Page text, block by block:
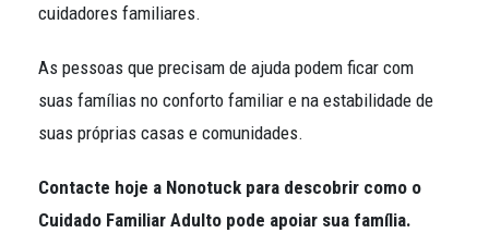
cuidadores familiares.
As pessoas que precisam de ajuda podem ficar com
suas famílias no conforto familiar e na estabilidade de
suas próprias casas e comunidades.
Contacte hoje a Nonotuck para descobrir como o
Cuidado Familiar Adulto pode apoiar sua família.